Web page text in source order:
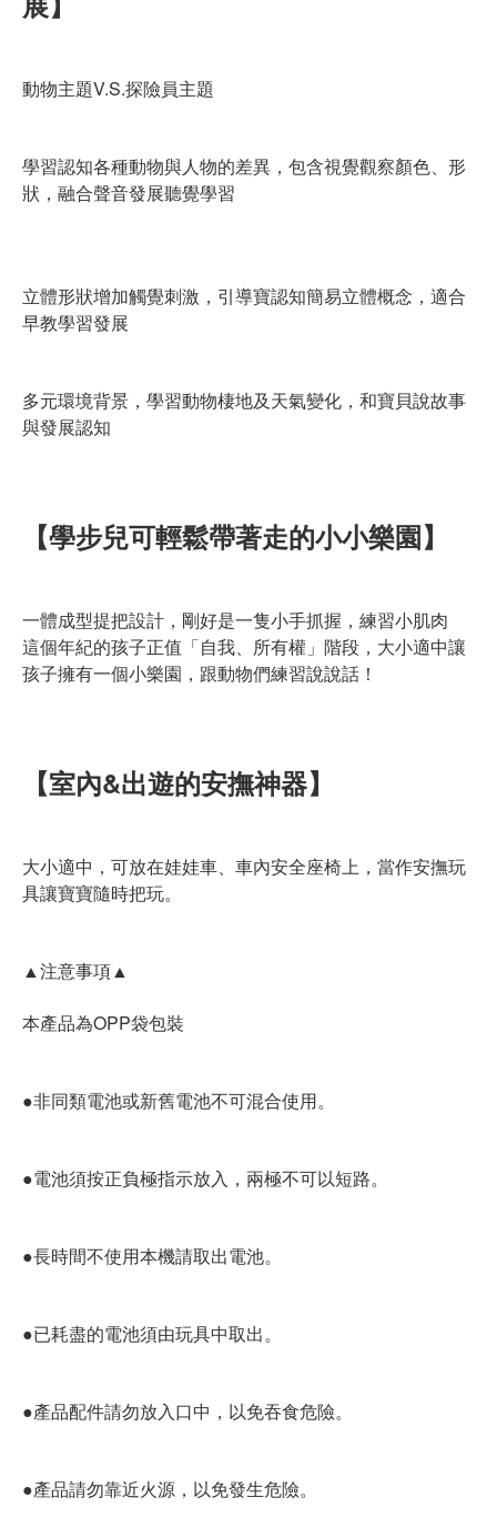
動物主題V.S.探險員主題
學習認知各種動物與人物的差異，包含視覺觀察顏色、形
狀，融合聲音發展聽覺學習
立體形狀增加觸覺刺激，引導寶認知簡易立體概念，適合
早教學習發展
多元環境背景，學習動物棲地及天氣變化，和寶貝說故事
與發展認知
【學步兒可輕鬆帶著走的小小樂園】
一體成型提把設計，剛好是一隻小手抓握，練習小肌肉
這個年紀的孩子正值「自我、所有權」階段，大小適中讓
孩子擁有一個小樂園，跟動物們練習說說話！
【室內&出遊的安撫神器】
大小適中，可放在娃娃車、車內安全座椅上，當作安撫玩
具讓寶寶隨時把玩。
▲注意事項▲
本產品為OPP袋包裝
●非同類電池或新舊電池不可混合使用。
●電池須按正負極指示放入，兩極不可以短路。
●長時間不使用本機請取出電池。
●已耗盡的電池須由玩具中取出。
●產品配件請勿放入口中，以免吞食危險。
●產品請勿靠近火源，以免發生危險。